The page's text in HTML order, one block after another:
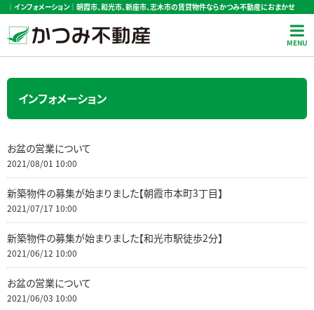
｜インフォメーション｜朝霞市、和光市、新座市、志木市の賃貸物件ならかつみ不動産におまかせ
インフォメーション
お盆の営業について
2021/08/01 10:00
新築物件の募集が始まりました【朝霞市本町3丁目】
2021/07/17 10:00
新築物件の募集が始まりました【和光市駅徒歩2分】
2021/06/12 10:00
お盆の営業について
2021/06/03 10:00